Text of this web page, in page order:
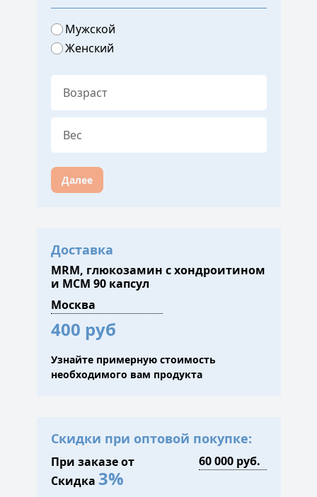
Мужской
Женский
Далее
Доставка
MRM, глюкозамин с хондроитином
и МСМ 90 капсул
400 руб
Узнайте примерную стоимость
необходимого вам продукта
Скидки при оптовой покупке:
При заказе от
Скидка 3%